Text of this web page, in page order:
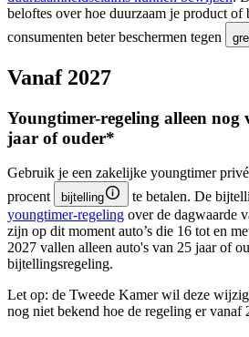
beloftes over hoe duurzaam je product
consumenten beter beschermen tegen
Vanaf 2027
Youngtimer-regeling alleen nog
jaar of ouder*
Gebruik je een zakelijke youngtimer
procent
bijtelling
te betalen. De
youngtimer-regeling over de dagwaarde
zijn op dit moment auto’s die 16 tot en
2027 vallen alleen auto's van 25 jaar of
bijtellingsregeling.
Let op: de Tweede Kamer wil deze
nog niet bekend hoe de regeling er vanaf